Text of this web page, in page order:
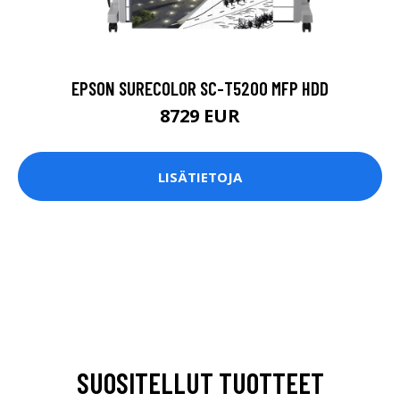
EPSON SURECOLOR SC-T5200 MFP HDD
8729 EUR
LISÄTIETOJA
SUOSITELLUT TUOTTEET